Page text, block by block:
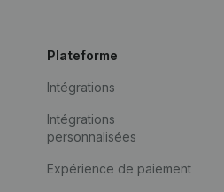
Plateforme
Intégrations
Intégrations
personnalisées
Expérience de paiement